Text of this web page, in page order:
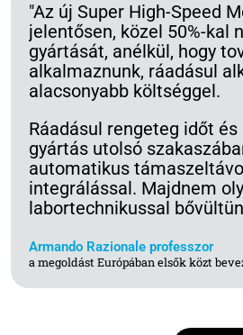
"Az új Super High-Speed
jelentősen, közel 50%-kal
gyártását, anélkül, hogy
alkalmaznunk, ráadásul
alacsonyabb költséggel.
Ráadásul rengeteg időt
gyártás utolsó
automatikus
integrálással. Majdnem
labortechnikussal
Armando Razionale professzor
a megoldást Európában elsők közt